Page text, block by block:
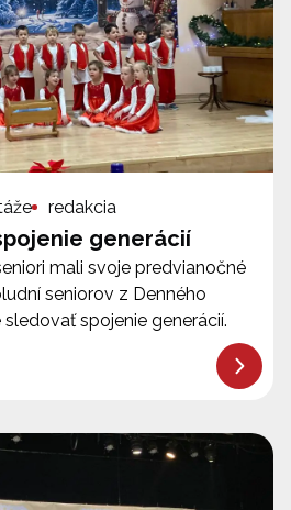
redakcia
generácií
mali svoje predvianočné
seniorov z Denného
spojenie generácií.